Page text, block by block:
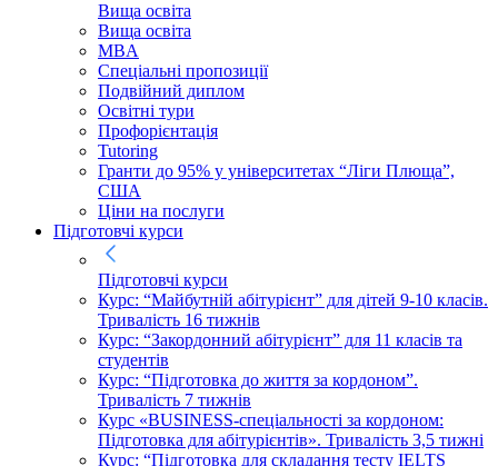
Вища освіта
Вища освіта
MBA
Спеціальні пропозиції
Подвійний диплом
Освітні тури
Профорієнтація
Tutoring
Гранти до 95% у університетах “Ліги Плюща”,
США
Ціни на послуги
Підготовчі курси
Підготовчі курси
Курс: “Майбутній абітурієнт” для дітей 9-10 класів.
Тривалість 16 тижнів
Курс: “Закордонний абітурієнт” для 11 класів та
студентів
Курс: “Підготовка до життя за кордоном”.
Тривалість 7 тижнів
Курс «BUSINESS-спеціальності за кордоном:
Підготовка для абітурієнтів». Тривалість 3,5 тижні
Курс: “Підготовка для складання тесту IELTS